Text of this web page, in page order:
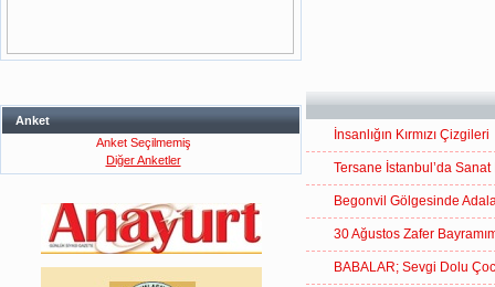
Anket
Anket Seçilmemiş
Diğer Anketler
İnsanlığın Kırmızı Çizgileri
Tersane İstanbul’da Sanat
Begonvil Gölgesinde
30 Ağustos Zafer
BABALAR; Sevgi Dolu